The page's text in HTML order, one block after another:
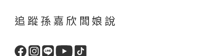
追蹤孫嘉欣闆娘說